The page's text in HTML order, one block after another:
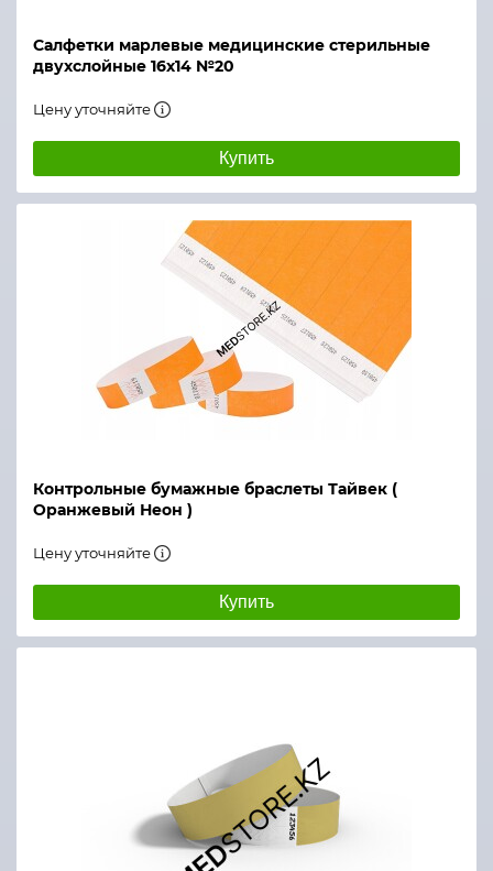
Салфетки марлевые медицинские стерильные
двухслойные 16х14 №20
Цену уточняйте
Купить
Контрольные бумажные браслеты Тайвек (
Оранжевый Неон )
Цену уточняйте
Купить